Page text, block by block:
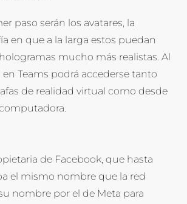
paso serán los avatares, la
en que a la larga estos puedan
mucho más realistas. Al
Teams podrá accederse tanto
de realidad virtual como desde
de Facebook, que hasta
el mismo nombre que la red
nombre por el de Meta para